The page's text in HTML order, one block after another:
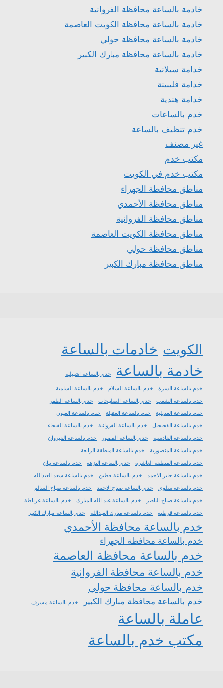
خادمة بالساعة محافظة الفروانية
خادمة بالساعة محافظة الكويت العاصمة
خادمة بالساعة محافظة حولي
خادمة بالساعة محافظة مبارك الكبير
خدامة سيلانية
خدامة فليبينة
خدامة هندية
خدم بالساعات
خدم تنظيف بالساعة
غير مصنف
مكتب خدم
مكتب خدم في الكويت
مناطق محافطة الجهراء
مناطق محافظة الأحمدي
مناطق محافظة الفروانية
مناطق محافظة الكويت العاصمة
مناطق محافظة حولي
مناطق محافظة مبارك الكبير
الكويت خادمات بالساعة
خادمة بالساعة
خدم بالساعة اشبيلية
خدم بالساعة السرة خدم بالساعة السلام
خدم بالساعة الشامية
خدم بالساعة الشعب
خدم بالساعة الصليبخات
خدم بالساعة الظهر
خدم بالساعة العديلية
خدم بالساعة العقيلة
خدم بالساعة العيون
خدم بالساعة الفحيحيل
خدم بالساعة الفروانية
خدم بالساعة الفيحاء
خدم بالساعة القادسية
خدم بالساعة القصور
خدم بالساعة القيروان
خدم بالساعة المنصورية
خدم بالساعة المنطقة الرابعة
خدم بالساعة المنطقة العاشرة
خدم بالساعة النزهة
خدم بالساعة بيان
خدم بالساعة جابر الاحمد
خدم بالساعة حطين
خدم بالساعة سعد العبدالله
خدم بالساعة سلوى
خدم بالساعة صباح الاحمد
خدم بالساعة صباح السالم
خدم بالساعة صباح الناصر
خدم بالساعة عبد الله المبارك
خدم بالساعة غرناطة
خدم بالساعة قرطبة
خدم بالساعة مبارك العبدالله خدم بالساعة مبارك الكبير
خدم بالساعة محافظة الأحمدي
خدم بالساعة محافظة الجهراء
خدم بالساعة محافظة العاصمة
خدم بالساعة محافظة الفروانية
خدم بالساعة محافظة حولي
خدم بالساعة محافظة مبارك الكبير خدم بالساعة مشرف
عاملة بالساعة
مكتب خدم بالساعة